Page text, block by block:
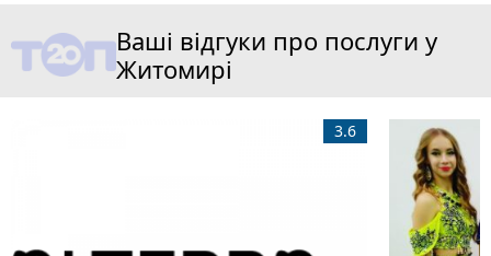
Ваші відгуки про послуги у
Житомирі
3.6